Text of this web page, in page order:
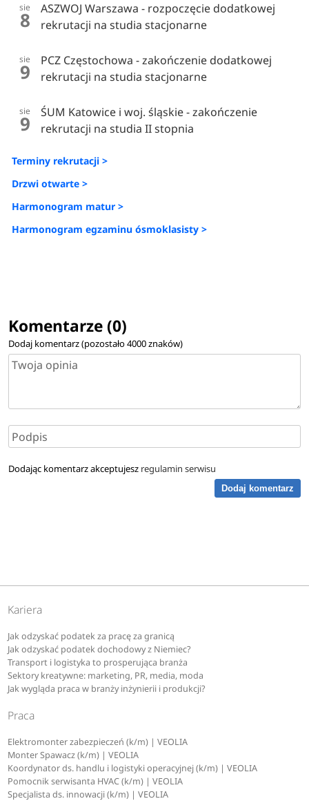
sie
8
ASZWOJ Warszawa - rozpoczęcie dodatkowej
rekrutacji na studia stacjonarne
sie
9
PCZ Częstochowa - zakończenie dodatkowej
rekrutacji na studia stacjonarne
sie
9
ŚUM Katowice i woj. śląskie - zakończenie
rekrutacji na studia II stopnia
Terminy rekrutacji >
Drzwi otwarte >
Harmonogram matur >
Harmonogram egzaminu ósmoklasisty >
Komentarze (0)
Dodaj komentarz (pozostało4000znaków)
Dodając komentarz akceptujesz regulamin serwisu
Dodaj komentarz
Kariera
Jak odzyskać podatek za pracę za granicą
Jak odzyskać podatek dochodowy z Niemiec?
Transport i logistyka to prosperująca branża
Sektory kreatywne: marketing, PR, media, moda
Jak wygląda praca w branży inżynierii i produkcji?
Praca
Elektromonter zabezpieczeń (k/m) | VEOLIA
Monter Spawacz (k/m) | VEOLIA
Koordynator ds. handlu i logistyki operacyjnej (k/m) | VEOLIA
Pomocnik serwisanta HVAC (k/m) | VEOLIA
Specjalista ds. innowacji (k/m) | VEOLIA